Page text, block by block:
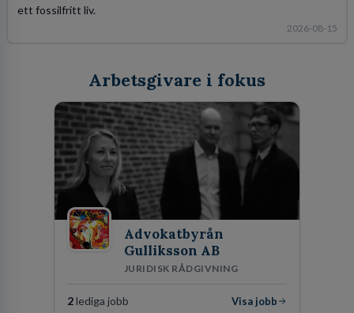
ett fossilfritt liv.
2026-08-15
Arbetsgivare i fokus
Advokatbyrån
Gulliksson AB
JURIDISK RÅDGIVNING
2lediga jobb
Visa jobb